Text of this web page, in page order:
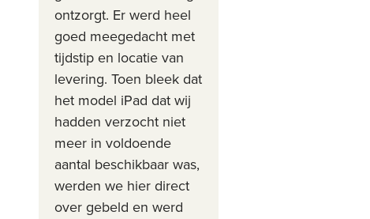
ontzorgt. Er werd heel
goed meegedacht met
tijdstip en locatie van
levering. Toen bleek dat
het model iPad dat wij
hadden verzocht niet
meer in voldoende
aantal beschikbaar was,
werden we hier direct
over gebeld en werd